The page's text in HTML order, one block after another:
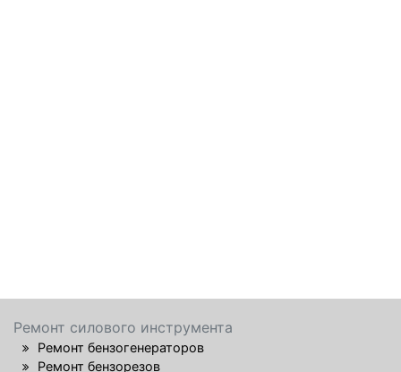
Ремонт силового инструмента
Ремонт бензогенераторов
Ремонт бензорезов